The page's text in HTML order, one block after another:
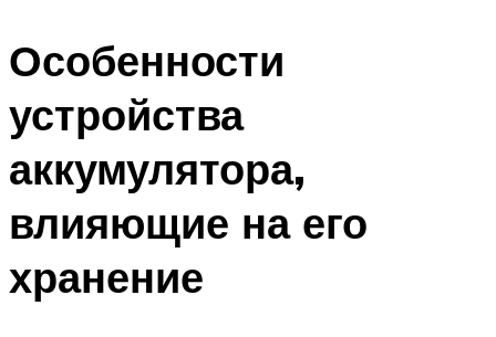
Особенности
устройства
аккумулятора,
влияющие на его
хранение